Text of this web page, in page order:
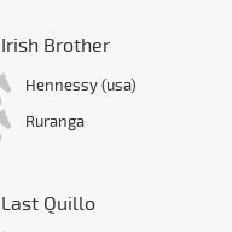
Irish Brother
Hennessy (usa)
Ruranga
Last Quillo